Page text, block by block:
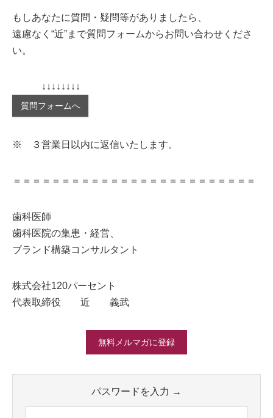
もしあなたに質問・疑問等がありましたら、
遠慮なく“近”まで質問フォームからお問い合わせくださ
い。
↓↓↓↓↓↓↓↓
質問フォームへ
※ ３営業日以内に返信いたします。
＝＝＝＝＝＝＝＝＝＝＝＝＝＝＝＝＝＝＝＝＝＝＝＝＝
歯科医師
歯科医院の集患・経営、
ブランド構築コンサルタント
株式会社120パーセント
代表取締役 近 義武
無料メルマガに登録
パスワードを入力 →